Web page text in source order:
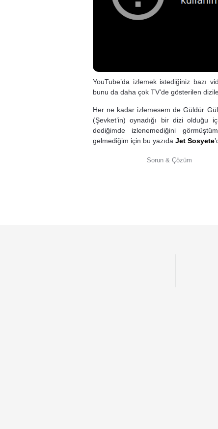
YouTube’da izlemek istediğiniz bazı
bunu da daha çok TV’de gösterilen
Her ne kadar izlemesem de Güldür
(Şevket’in) oynadığı bir dizi olduğu
dediğimde izlenemediğini
gelmediğim için bu yazıda Jet Sosyete
Sorun & Çözüm